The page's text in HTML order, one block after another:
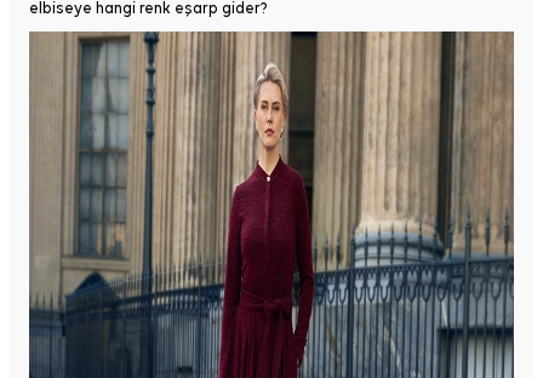
elbiseye hangi renk eşarp gider?